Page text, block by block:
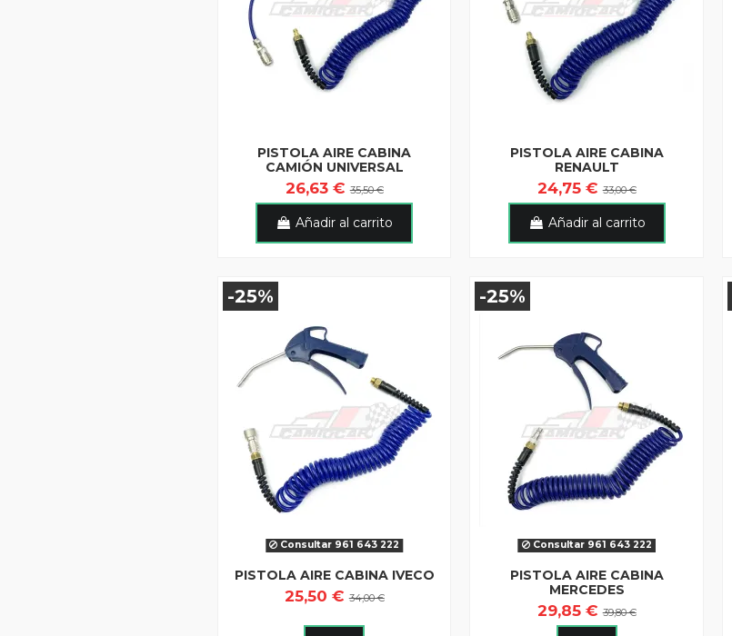
PISTOLA AIRE CABINA
CAMIÓN UNIVERSAL
26,63 €35,50 €
Añadir al carrito
PISTOLA AIRE CABINA
RENAULT
24,75 €33,00 €
Añadir al carrito
-25%
Consultar 961 643 222
PISTOLA AIRE CABINA IVECO
25,50 €34,00 €
-25%
Consultar 961 643 222
PISTOLA AIRE CABINA
MERCEDES
29,85 €39,80 €